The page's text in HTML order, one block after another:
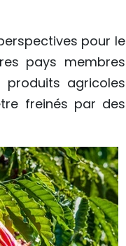
pour le
pays membres
agricoles
freinés par des